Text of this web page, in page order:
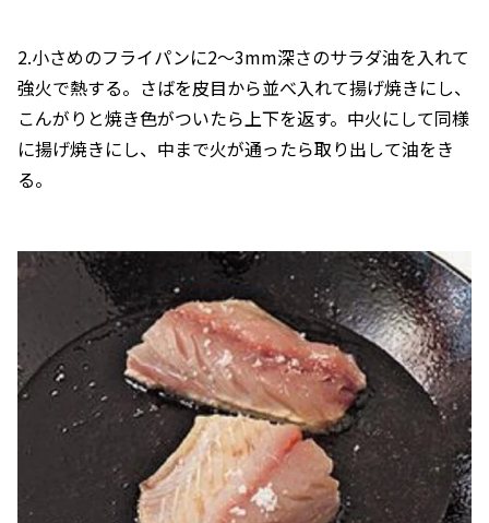
2.小さめのフライパンに2～3mm深さのサラダ油を入れて
強火で熱する。さばを皮目から並べ入れて揚げ焼きにし、
こんがりと焼き色がついたら上下を返す。中火にして同様
に揚げ焼きにし、中まで火が通ったら取り出して油をき
る。